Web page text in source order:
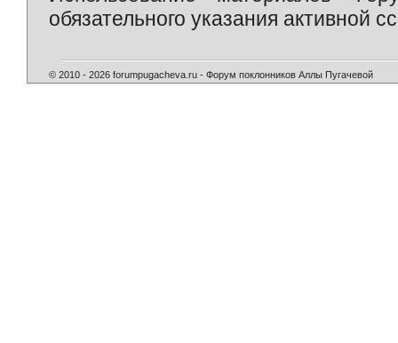
обязательного указания активной
© 2010 - 2026 forumpugacheva.ru - Форум поклонников Аллы Пугачевой